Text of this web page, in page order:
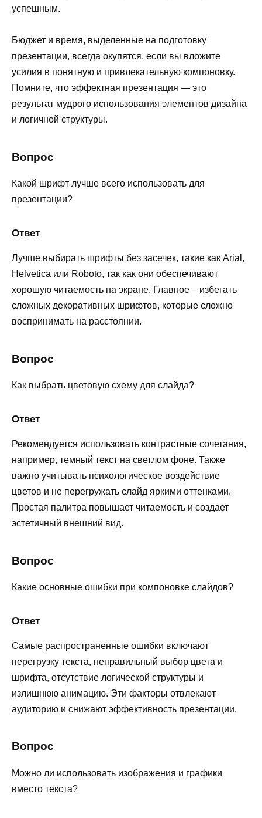
успешным.
Бюджет и время, выделенные на подготовку
презентации, всегда окупятся, если вы вложите
усилия в понятную и привлекательную компоновку.
Помните, что эффектная презентация — это
результат мудрого использования элементов дизайна
и логичной структуры.
Вопрос
Какой шрифт лучше всего использовать для
презентации?
Ответ
Лучше выбирать шрифты без засечек, такие как Arial,
Helvetica или Roboto, так как они обеспечивают
хорошую читаемость на экране. Главное – избегать
сложных декоративных шрифтов, которые сложно
воспринимать на расстоянии.
Вопрос
Как выбрать цветовую схему для слайда?
Ответ
Рекомендуется использовать контрастные сочетания,
например, темный текст на светлом фоне. Также
важно учитывать психологическое воздействие
цветов и не перегружать слайд яркими оттенками.
Простая палитра повышает читаемость и создает
эстетичный внешний вид.
Вопрос
Какие основные ошибки при компоновке слайдов?
Ответ
Самые распространенные ошибки включают
перегрузку текста, неправильный выбор цвета и
шрифта, отсутствие логической структуры и
излишнюю анимацию. Эти факторы отвлекают
аудиторию и снижают эффективность презентации.
Вопрос
Можно ли использовать изображения и графики
вместо текста?